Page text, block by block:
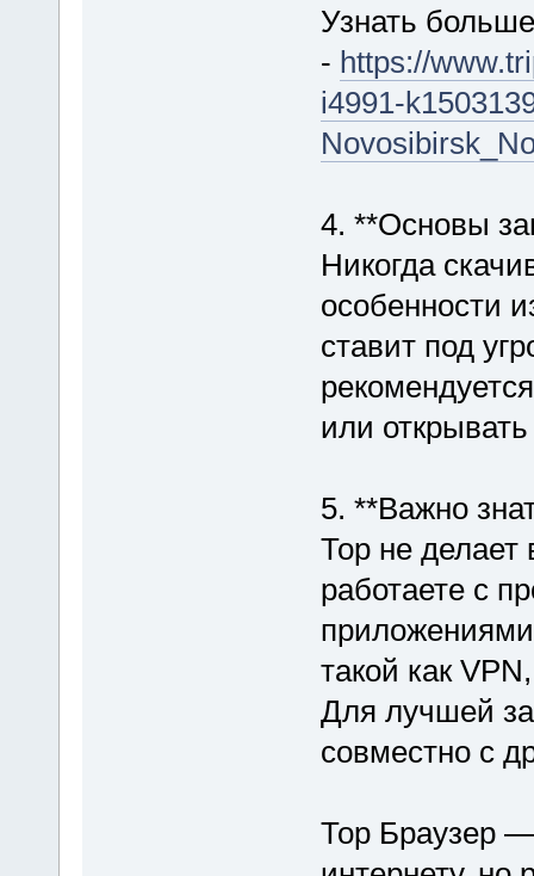
Узнать больше
- https://
i4991-
4. **Основы
Никогда
особенности
ставит под
или
5. **Важно
Тор не
работаете с
такой как
Для лучшей
совместно с
Тор Браузер